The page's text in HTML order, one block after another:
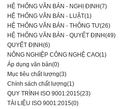
HỆ THỐNG VĂN BẢN - NGHỊ ĐỊNH(7)
HỆ THỐNG VĂN BẢN - LUẬT(1)
HỆ THỐNG VĂN BẢN - THÔNG TƯ(26)
HỆ THỐNG VĂN BẢN - QUYẾT ĐỊNH(49)
QUYẾT ĐỊNH(6)
NÔNG NGHIỆP CÔNG NGHỆ CAO(1)
Áp dụng văn bản(0)
Mục tiêu chất lượng(3)
Chính sách chất lượng(1)
QUY TRÌNH ISO 9001:2015(23)
TÀI LIỆU ISO 9001:2015(0)